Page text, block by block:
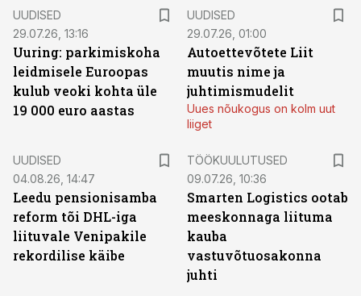
UUDISED
29.07.26, 13:16
Uuring: parkimiskoha
leidmisele Euroopas
kulub veoki kohta üle
19 000 euro aastas
UUDISED
29.07.26, 01:00
Autoettevõtete Liit
muutis nime ja
juhtimismudelit
Uues nõukogus on kolm uut
liiget
UUDISED
04.08.26, 14:47
Leedu pensionisamba
reform tõi DHL-iga
liituvale Venipakile
rekordilise käibe
TÖÖKUULUTUSED
09.07.26, 10:36
Smarten Logistics ootab
meeskonnaga liituma
kauba
vastuvõtuosakonna
juhti